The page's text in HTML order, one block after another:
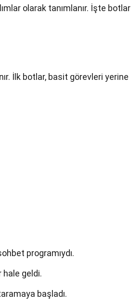
olarak tanımlanır. İşte botlar
İlk botlar, basit görevleri yerine
programıydı.
hale geldi.
başladı.